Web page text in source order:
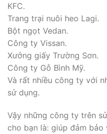
KFC.
Trang trại nuôi heo Lagi.
Bột ngọt Vedan.
Công ty Vissan.
Xưởng giấy Trường Sơn.
Công ty Gỗ Bình Mỹ.
Và rất nhiều công ty với
sử dụng.
Vậy những công ty trên
cho bạn là: giúp đảm